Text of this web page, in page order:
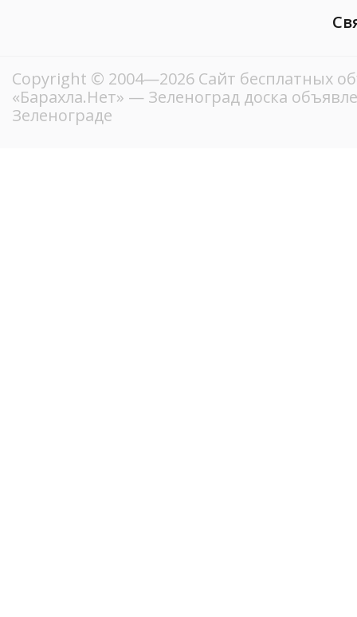
Copyright © 2004—2026 Сайт бесплатных
«Барахла.Нет» — Зеленоград доска
Зеленограде